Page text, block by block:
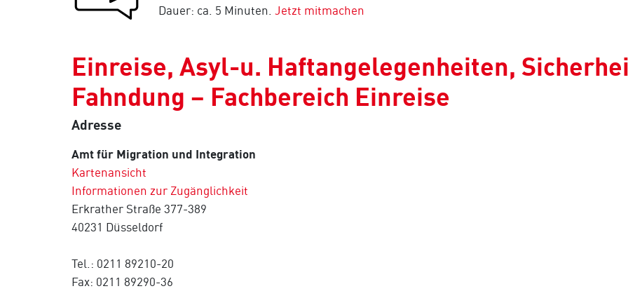
Dauer: ca. 5 Minuten. Jetzt mitmachen
Einreise, Asyl-u. Haftangelegenheiten,
Fahndung – Fachbereich Einreise
Adresse
Amt für Migration und Integration
Kartenansicht
Informationen zur Zugänglichkeit
Erkrather Straße 377-389
40231 Düsseldorf
Tel.: 0211 89210-20
Fax: 0211 89290-36